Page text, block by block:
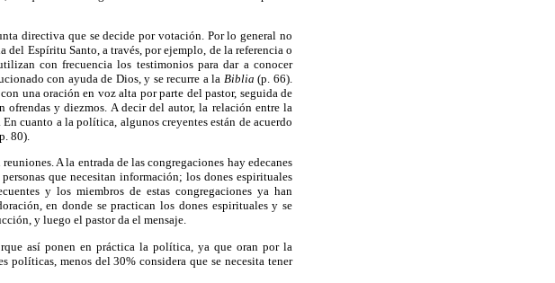
directiva que se decide por votación. Por lo general no
del Espíritu Santo, a través, por ejemplo, de la referencia o
con frecuencia los testimonios para dar a conocer
con ayuda de Dios, y se recurre a la Biblia (p. 66).
una oración en voz alta por parte del pastor, seguida de
ofrendas y diezmos. A decir del autor, la relación entre la
cuanto a la política, algunos creyentes están de acuerdo
80).
A la entrada de las congregaciones hay edecanes
que necesitan información; los dones espirituales
y los miembros de estas congregaciones ya han
en donde se practican los dones espirituales y se
y luego el pastor da el mensaje.
así ponen en práctica la política, ya que oran por la
políticas, menos del 30% considera que se necesita tener